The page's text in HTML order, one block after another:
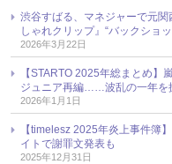
渋谷すばる、マネジャーで元
しゃれクリップ』“バックショ
2026年3月22日
【STARTO 2025年総まとめ】
ジュニア再編……波乱の一年を
2026年1月1日
【timelesz 2025年炎上事件
イトで謝罪文発表も
2025年12月31日